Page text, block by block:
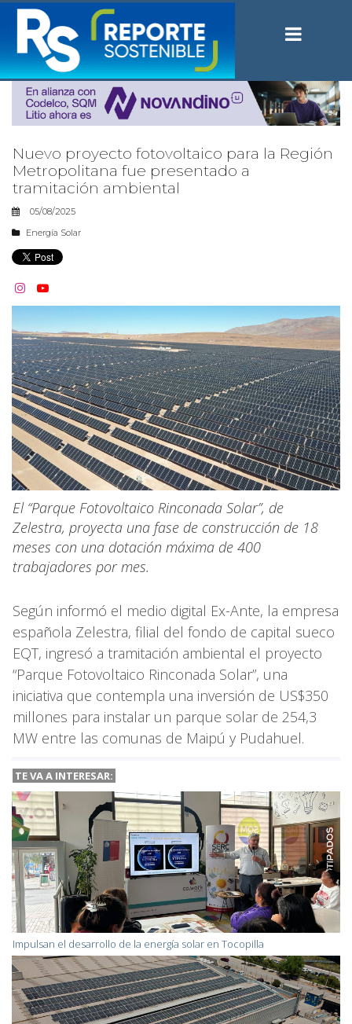
Nuevo proyecto fotovoltaico para la Región
Metropolitana fue presentado a
tramitación ambiental
05/08/2025
Energía Solar
 
El “Parque Fotovoltaico Rinconada Solar”, de
Zelestra, proyecta una fase de construcción de 18
meses con una dotación máxima de 400
trabajadores por mes.
Según informó el medio digital Ex-Ante, la empresa
española Zelestra, filial del fondo de capital sueco
EQT, ingresó a tramitación ambiental el proyecto
“Parque Fotovoltaico Rinconada Solar”, una
iniciativa que contempla una inversión de US$350
millones para instalar un parque solar de 254,3
MW entre las comunas de Maipú y Pudahuel.
TE VA A INTERESAR:
Impulsan el desarrollo de la energía solar en Tocopilla